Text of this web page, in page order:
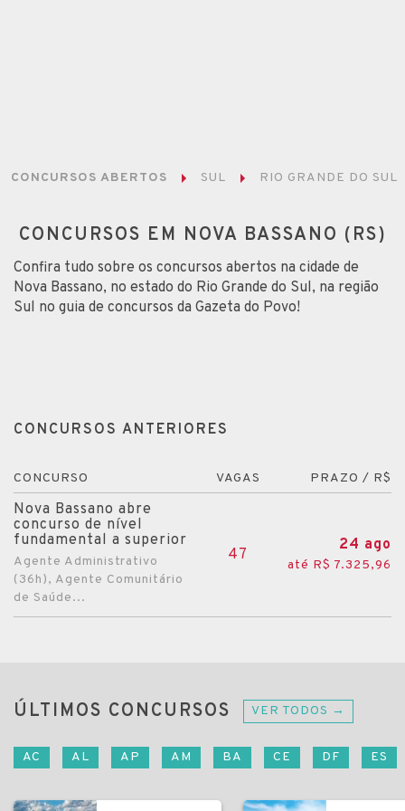
CONCURSOS ABERTOS SUL RIO GRANDE DO SUL
CONCURSOS EM NOVA BASSANO (RS)
Confira tudo sobre os concursos abertos na cidade de
Nova Bassano, no estado do Rio Grande do Sul, na região
Sul no guia de concursos da Gazeta do Povo!
CONCURSOS ANTERIORES
CONCURSO VAGAS PRAZO / R$
Nova Bassano abre
concurso de nível
fundamental a superior
Agente Administrativo
(36h), Agente Comunitário
de Saúde...
47
24 ago
até R$ 7.325,96
ÚLTIMOS CONCURSOS VER TODOS →
AC AL AP AM BA CE DF ES